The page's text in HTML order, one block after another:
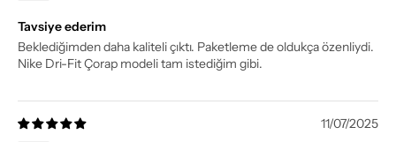
Tavsiye ederim
Beklediğimden daha kaliteli çıktı. Paketleme de oldukça özenliydi.
Nike Dri-Fit Çorap modeli tam istediğim gibi.
11/07/2025